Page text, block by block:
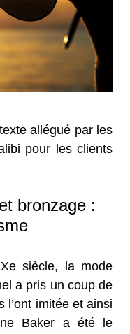
allégué par les
pour les clients
bronzage :
siècle, la mode
a pris un coup de
l’ont imitée et ainsi
Baker a été le